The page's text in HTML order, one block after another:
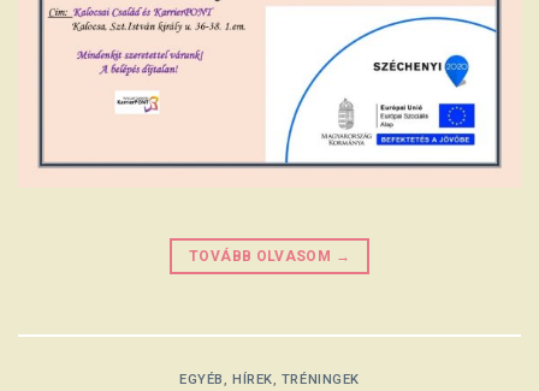
TOVÁBB OLVASOM →
EGYÉB HÍREK TRÉNINGEK